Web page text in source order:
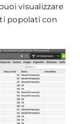
visualizzare
popolati con